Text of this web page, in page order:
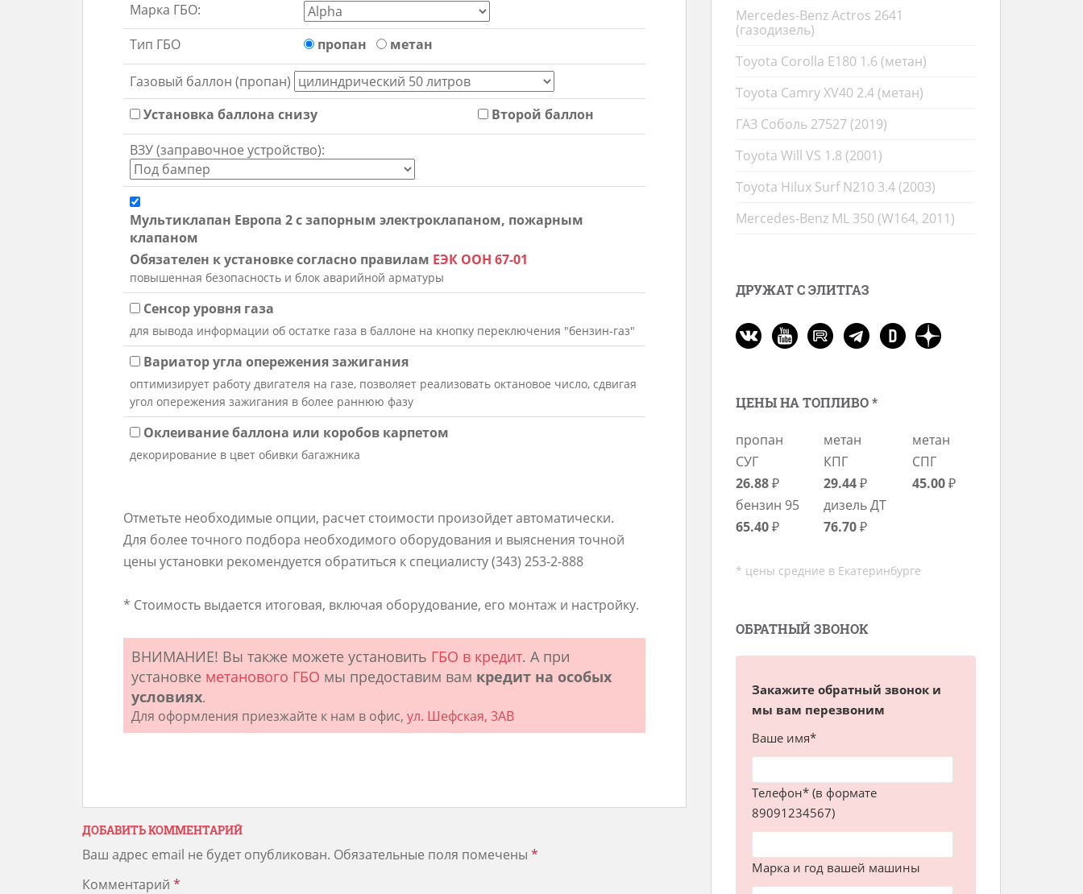
Марка ГБО:
Тип ГБО
пропан метан
Газовый баллон (пропан)
Установка баллона снизу
Второй баллон
ВЗУ (заправочное устройство):
Мультиклапан Европа 2 с запорным электроклапаном, пожарным
клапаном
Обязателен к установке согласно правилам ЕЭК ООН 67-01
повышенная безопасность и блок аварийной арматуры
Сенсор уровня газа
для вывода информации об остатке газа в баллоне на кнопку переключения "бензин-газ"
Вариатор угла опережения зажигания
оптимизирует работу двигателя на газе, позволяет реализовать октановое число, сдвигая
угол опережения зажигания в более раннюю фазу
Оклеивание баллона или коробов карпетом
декорирование в цвет обивки багажника
Отметьте необходимые опции, расчет стоимости произойдет автоматически.
Для более точного подбора необходимого оборудования и выяснения точной
цены установки рекомендуется обратиться к специалисту (343) 253-2-888
* Стоимость выдается итоговая, включая оборудование, его монтаж и настройку.
ВНИМАНИЕ! Вы также можете установить ГБО в кредит. А при
установке метанового ГБО мы предоставим вам кредит на особых
условиях.
Для оформления приезжайте к нам в офис, ул. Шефская, 3АВ
ДОБАВИТЬ КОММЕНТАРИЙ
Ваш адрес email не будет опубликован. Обязательные поля помечены *
Комментарий *
Mercedes-Benz Actros 2641
(газодизель)
Toyota Corolla E180 1.6 (метан)
Toyota Camry XV40 2.4 (метан)
ГАЗ Соболь 27527 (2019)
Toyota Will VS 1.8 (2001)
Toyota Hilux Surf N210 3.4 (2003)
Mercedes-Benz ML 350 (W164, 2011)
ДРУЖАТ С ЭЛИТГАЗ
ЦЕНЫ НА ТОПЛИВО *
пропан
СУГ
26.88₽
метан
КПГ
29.44₽
метан
СПГ
45.00₽
бензин 95
65.40₽
дизель ДТ
76.70₽
* цены средние в Екатеринбурге
ОБРАТНЫЙ ЗВОНОК
Закажите обратный звонок и
мы вам перезвоним
Ваше имя*
Телефон* (в формате
89091234567)
Марка и год вашей машины